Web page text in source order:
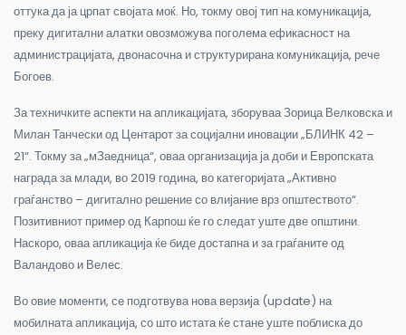
оттука да ја црпат својата моќ. Но, токму овој тип на комуникација,
преку дигитални алатки овозможува поголема ефикасност на
администрацијата, двонасочна и структурирана комуникација, рече
Богоев.
За техничките аспекти на апликацијата, зборуваа Зорица Велковска и
Милан Танчески од Центарот за социјални иновации „БЛИНК 42 –
21“. Токму за „мЗаедница“, оваа организација ја доби и Европската
награда за млади, во 2019 година, во категоријата „Активно
граѓанство – дигитално решение со влијание врз општеството“.
Позитивниот пример од Карпош ќе го следат уште две општини.
Наскоро, оваа апликација ќе биде достапна и за граѓаните од
Валандово и Велес.
Во овие моменти, се подготвува нова верзија (update) на
мобилната апликација, со што истата ќе стане уште поблиска до